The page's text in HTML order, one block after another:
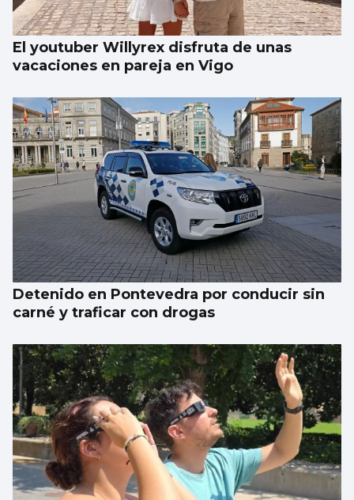
El youtuber Willyrex disfruta de unas
vacaciones en pareja en Vigo
Detenido en Pontevedra por conducir sin
carné y traficar con drogas